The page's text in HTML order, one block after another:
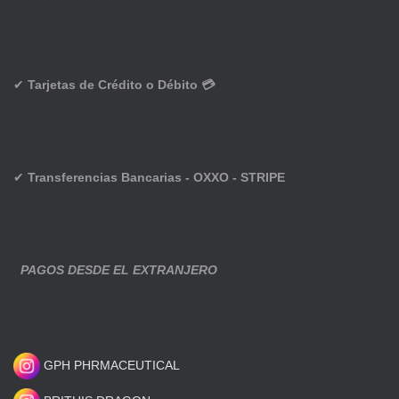
✔ Tarjetas de Crédito o Débito 💳
✔ Transferencias Bancarias - OXXO - STRIPE
PAGOS DESDE EL EXTRANJERO
GPH PHRMACEUTICAL